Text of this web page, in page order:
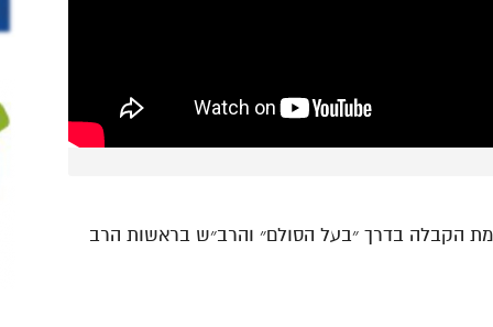
הקבלה בדרך ״בעל הסולם״ והרב״ש בראשות הרב